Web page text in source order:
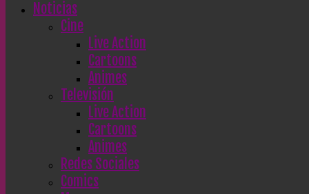
Noticias
Cine
Live Action
Cartoons
Animes
Televisión
Live Action
Cartoons
Animes
Redes Sociales
Comics